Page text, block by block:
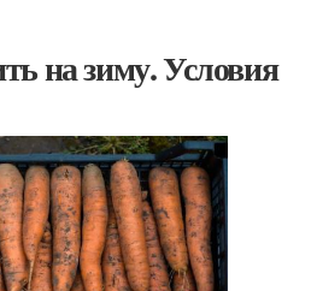
на зиму. Условия